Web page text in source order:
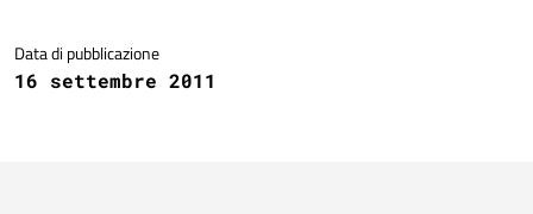
Data di pubblicazione
16 settembre 2011